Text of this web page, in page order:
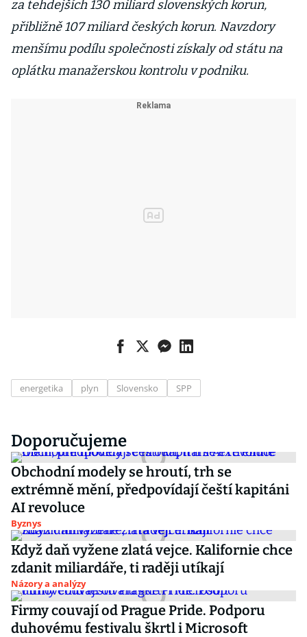
za tehdejších 130 miliard slovenských korun,
přibližně 107 miliard českých korun. Navzdory
menšímu podílu společnosti získaly od státu na
oplátku manažerskou kontrolu v podniku.
energetika plyn Slovensko SPP
Doporučujeme
Obchodní modely se hroutí, trh se
extrémně mění, předpovídají čeští kapitáni
AI revoluce
Byznys
Když daň vyžene zlatá vejce. Kalifornie chce
zdanit miliardáře, ti raději utíkají
Názory a analýzy
Firmy couvají od Prague Pride. Podporu
duhovému festivalu škrtl i Microsoft